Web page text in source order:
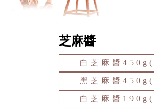
芝麻醬
白芝麻醬
黑芝麻醬
白芝麻醬